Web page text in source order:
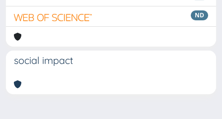
ND
social impact